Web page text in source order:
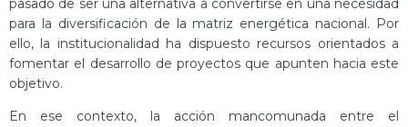
pasado de ser una alternativa a convertirse en una necesidad
para la diversificación de la matriz energética nacional. Por
ello, la institucionalidad ha dispuesto recursos orientados a
fomentar el desarrollo de proyectos que apunten hacia este
objetivo.
En ese contexto, la acción mancomunada entre el